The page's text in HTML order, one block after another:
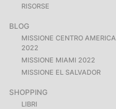
RISORSE
BLOG
MISSIONE CENTRO AMERICA
2022
MISSIONE MIAMI 2022
MISSIONE EL SALVADOR
SHOPPING
LIBRI